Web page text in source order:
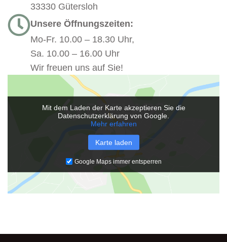
33330 Gütersloh
Unsere Öffnungszeiten:
Mo-Fr. 10.00 – 18.30 Uhr,
Sa. 10.00 – 16.00 Uhr
Wir freuen uns auf Sie!
Mit dem Laden der Karte akzeptieren Sie die
Datenschutzerklärung von Google.
Mehr erfahren
Karte laden
Google Maps immer entsperren